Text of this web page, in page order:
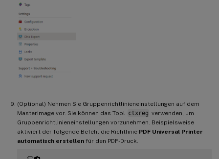
(Optional) Nehmen Sie Gruppenrichtlinieneinstellungen auf dem
Masterimage vor. Sie können das Tool
ctxreg verwenden, um
Gruppenrichtlinieneinstellungen vorzunehmen. Beispielsweise
aktiviert der folgende Befehl die Richtlinie PDF Universal Printer
automatisch erstellen für den PDF-Druck.